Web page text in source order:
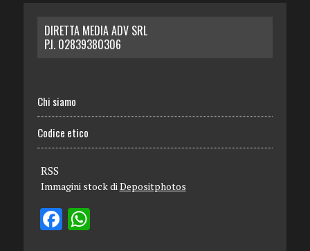
DIRETTA MEDIA ADV SRL
P.I. 02839380306
Chi siamo
Codice etico
RSS
Immagini stock diDepositphotos